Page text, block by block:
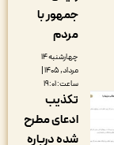
جمهور با
چهارشنبه ۱۴
مرداد, ۱۴۰۵ |
تکذیب
ادعای مطرح
شده درباره